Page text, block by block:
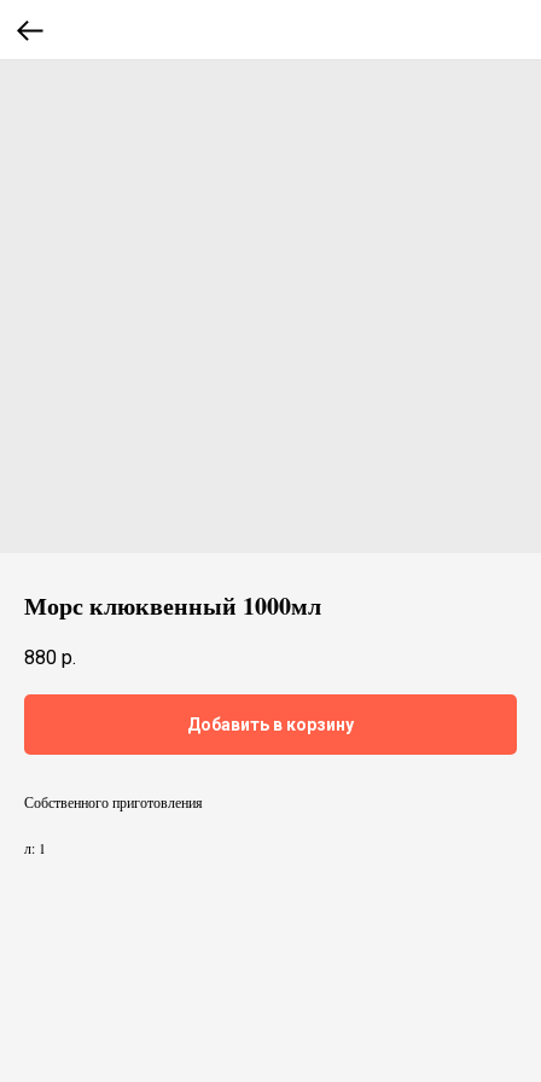
Морс клюквенный 1000мл
880 р.
Добавить в корзину
Собственного приготовления
л: 1